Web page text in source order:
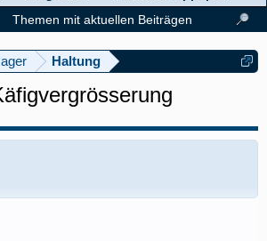
Haltung
Themen mit aktuellen Beiträgen